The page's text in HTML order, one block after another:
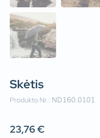
Skėtis
Produkto Nr.: ND160.0101
23,76€